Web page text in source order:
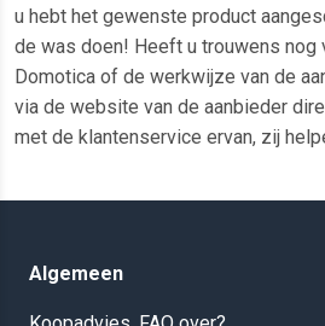
u hebt het gewenste product
de was doen! Heeft u trouwens nog
Domotica of de werkwijze van de
via de website van de aanbieder
met de klantenservice ervan, zij
Algemeen